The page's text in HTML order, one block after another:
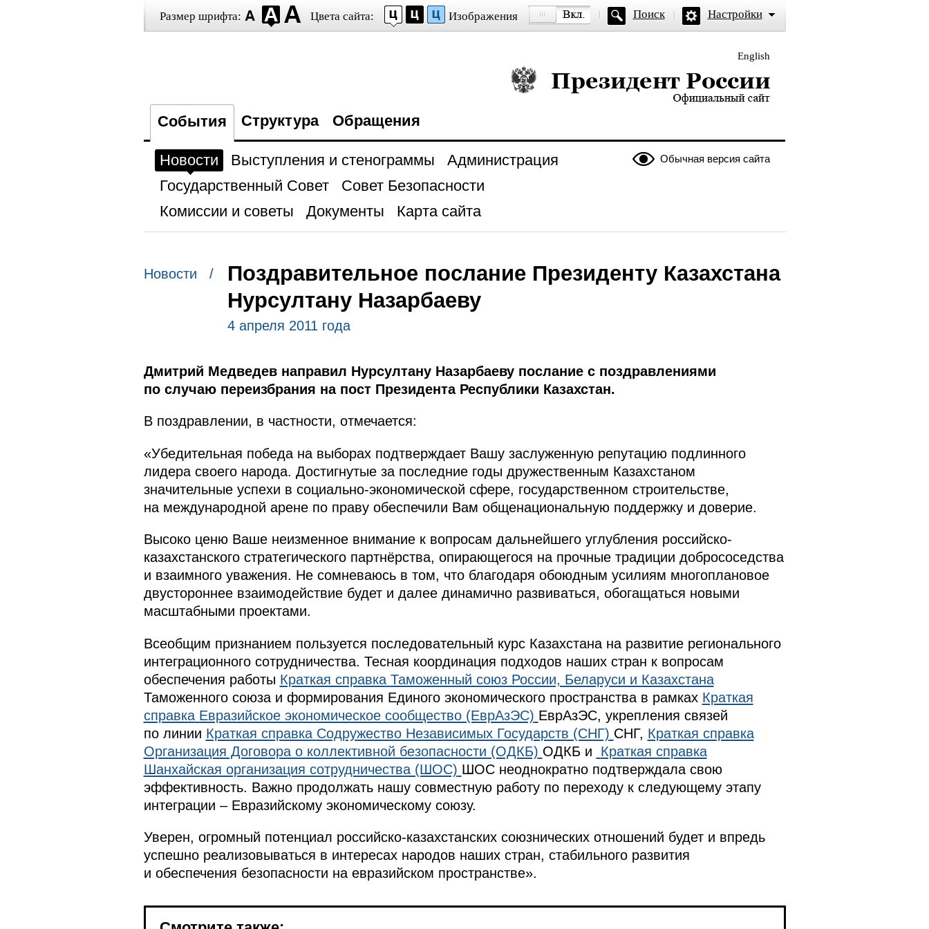
Размер шрифта: Цвета сайта: Изображения Поиск Настройки
English
Президент России — официальный сайт
События Структура Обращения
Обычная версия сайта
Новости Выступления и стенограммы
Администрация
Государственный Совет
Совет Безопасности
Комиссии и советы
Документы Карта сайта
Новости /
Поздравительное послание Президенту Казахстана
Нурсултану Назарбаеву
4 апреля 2011 года
Дмитрий Медведев направил Нурсултану Назарбаеву послание с поздравлениями
по случаю переизбрания на пост Президента Республики Казахстан.
В поздравлении, в частности, отмечается:
«Убедительная победа на выборах подтверждает Вашу заслуженную репутацию подлинного
лидера своего народа. Достигнутые за последние годы дружественным Казахстаном
значительные успехи в социально-экономической сфере, государственном строительстве,
на международной арене по праву обеспечили Вам общенациональную поддержку и доверие.
Высоко ценю Ваше неизменное внимание к вопросам дальнейшего углубления российско-
казахстанского стратегического партнёрства, опирающегося на прочные традиции добрососедства
и взаимного уважения. Не сомневаюсь в том, что благодаря обоюдным усилиям многоплановое
двустороннее взаимодействие будет и далее динамично развиваться, обогащаться новыми
масштабными проектами.
Всеобщим признанием пользуется последовательный курс Казахстана на развитие регионального
интеграционного сотрудничества. Тесная координация подходов наших стран к вопросам
обеспечения работы Краткая справка Таможенный союз России, Беларуси и Казахстана
Таможенного союза и формирования Единого экономического пространства в рамках Краткая
справка Евразийское экономическое сообщество (ЕврАзЭС) ЕврАзЭС, укрепления связей
по линии Краткая справка Содружество Независимых Государств (СНГ) СНГ, Краткая справка
Организация Договора о коллективной безопасности (ОДКБ) ОДКБ и
Краткая справка
Шанхайская организация сотрудничества (ШОС) ШОС неоднократно подтверждала свою
эффективность. Важно продолжать нашу совместную работу по переходу к следующему этапу
интеграции – Евразийскому экономическому союзу.
Уверен, огромный потенциал российско-казахстанских союзнических отношений будет и впредь
успешно реализовываться в интересах народов наших стран, стабильного развития
и обеспечения безопасности на евразийском пространстве».